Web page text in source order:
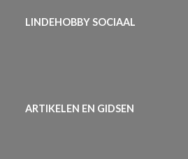
LINDEHOBBY SOCIAAL
ARTIKELEN EN GIDSEN